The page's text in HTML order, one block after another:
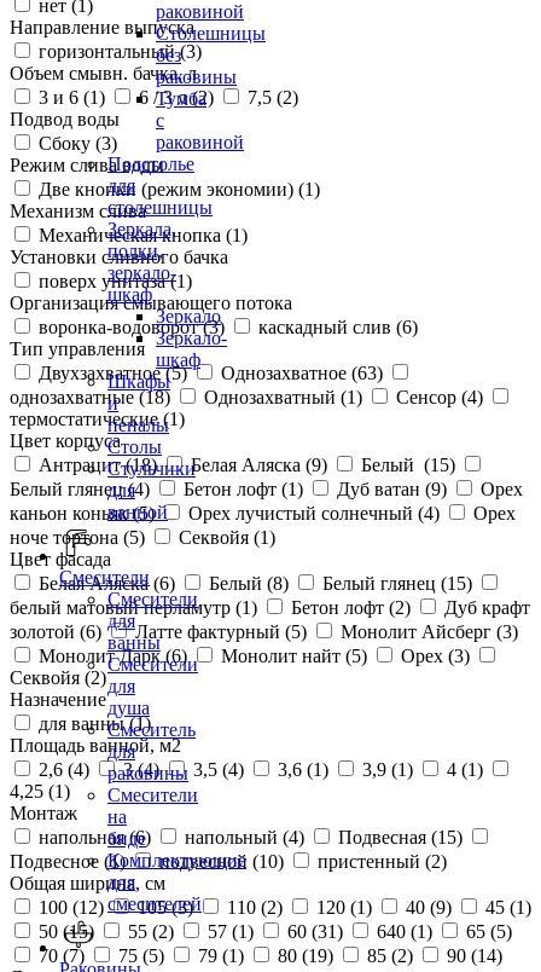
раковиной
Столешницы
без
раковины
Тумба
с
раковиной
Подстолье
для
столешницы
Зеркала,
полки,
зеркало-
шкаф
Зеркало
Зеркало-
шкаф
Шкафы
и
пеналы
Столы
Стульчики
для
ванной
Смесители
Смесители
для
ванны
Смесители
для
душа
Смеситель
для
раковины
Смесители
на
биде
Комплектующие
для
смесителей
нет (1)
Направление выпуска
горизонтальный (3)
Объем смывн. бачка, л
3 и 6 (1) 6 / 3 л (2) 7,5 (2)
Подвод воды
Сбоку (3)
Режим слива воды
Две кнопки (режим экономии) (1)
Механизм слива
Механическая кнопка (1)
Установки сливного бачка
поверх унитаза (1)
Организация смывающего потока
воронка-водоворот (3) каскадный слив (6)
Тип управления
Двухзахватное (5) Однозахватное (63)
однозахватные (18) Однозахватный (1) Сенсор (4)
термостатические (1)
Цвет корпуса
Антрацит (18) Белая Аляска (9) Белый (15)
Белый глянец (4) Бетон лофт (1) Дуб ватан (9)
Орех
каньон коньяк (5) Орех лучистый солнечный (4)
Орех
ноче тортона (5) Секвойя (1)
Цвет фасада
Белая Аляска (6) Белый (8) Белый глянец (15)
белый матовый перламутр (1) Бетон лофт (2)
Дуб крафт
золотой (6) Латте фактурный (5) Монолит Айсберг (3)
Монолит Дарк (6) Монолит найт (5) Орех (3)
Секвойя (2)
Назначение
для ванны (1)
Площадь ванной, м2
2,6 (4) 3 (4) 3,5 (4) 3,6 (1) 3,9 (1) 4 (1)
4,25 (1)
Монтаж
напольная (6) напольный (4) Подвесная (15)
Подвесное (1) подвесной (10) пристенный (2)
Общая ширина, см
100 (12) 105 (3) 110 (2) 120 (1) 40 (9) 45 (1)
50 (15) 55 (2) 57 (1) 60 (31) 640 (1) 65 (5)
70 (7) 75 (5) 79 (1) 80 (19) 85 (2) 90 (14)